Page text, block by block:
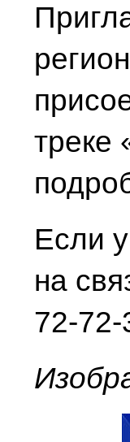
треке
Если
на
72-72-